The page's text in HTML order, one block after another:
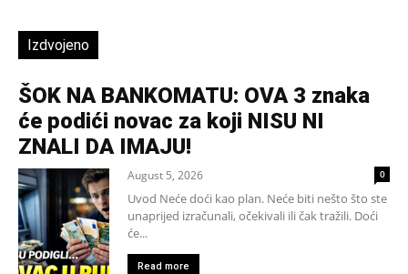
Izdvojeno
ŠOK NA BANKOMATU: OVA 3 znaka
će podići novac za koji NISU NI
ZNALI DA IMAJU!
August 5, 2026 0
Uvod Neće doći kao plan. Neće biti nešto što ste
unaprijed izračunali, očekivali ili čak tražili. Doći
će...
Read more